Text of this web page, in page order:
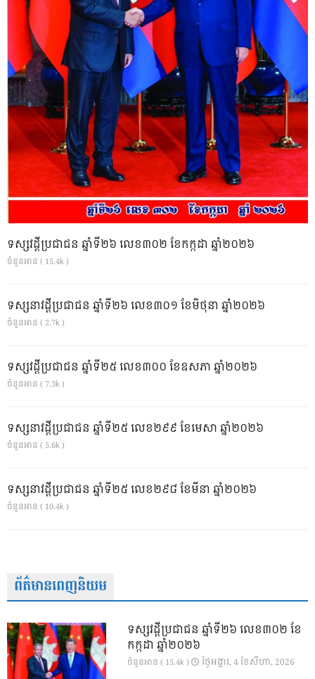
ទស្សវដ្តីប្រជាជន ឆ្នាំទី២៦ លេខ៣០២ ខែកក្កដា ឆ្នាំ២០២៦
ចំនួនអាន ( 15.4k )
ទស្សនាវដ្ដីប្រជាជន ឆ្នាំទី២៦ លេខ៣០១ ខែមិថុនា ឆ្នាំ២០២៦
ចំនួនអាន ( 2.7k )
ទស្សវដ្តីប្រជាជន ឆ្នាំទី២៥ លេខ៣០០ ខែឧសភា ឆ្នាំ២០២៦
ចំនួនអាន ( 7.3k )
ទស្សនាវដ្ដីប្រជាជន ឆ្នាំទី២៥ លេខ២៩៩ ខែមេសា ឆ្នាំ២០២៦
ចំនួនអាន ( 5.6k )
ទស្សនាវដ្ដីប្រជាជន ឆ្នាំទី២៥ លេខ២៩៨ ខែមីនា ឆ្នាំ២០២៦
ចំនួនអាន ( 10.4k )
ព័ត៌មានពេញនិយម
ទស្សវដ្តីប្រជាជន ឆ្នាំទី២៦ លេខ៣០២ ខែ
កក្កដា ឆ្នាំ២០២៦
ចំនួនអាន ( 15.4k ) ថ្ងៃ​អង្គារ, 4 ខែ​សីហា, 2026